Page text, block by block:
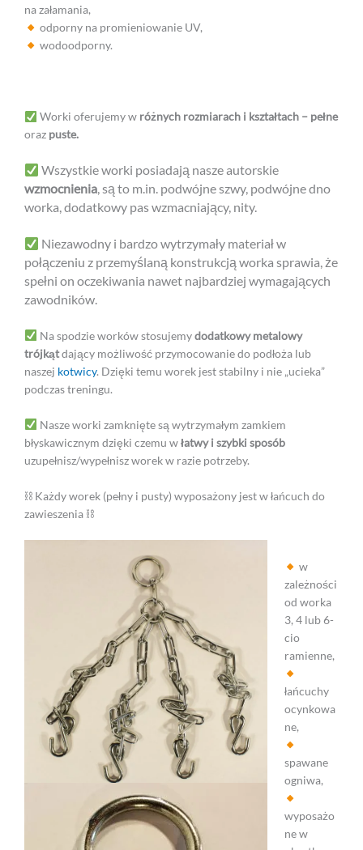
na załamania,
odporny na promieniowanie UV,
wodoodporny.
Worki oferujemy w różnych rozmiarach i kształtach – pełne
oraz puste.
Wszystkie worki posiadają nasze autorskie
wzmocnienia, są to m.in. podwójne szwy, podwójne dno
worka, dodatkowy pas wzmacniający, nity.
Niezawodny i bardzo wytrzymały materiał w
połączeniu z przemyślaną konstrukcją worka sprawia, że
spełni on oczekiwania nawet najbardziej wymagających
zawodników.
Na spodzie worków stosujemydodatkowy metalowy
trójkątdający możliwość przymocowanie do podłoża lub
naszej kotwicy. Dzięki temu worek jest stabilny i nie „ucieka”
podczas treningu.
Nasze worki zamknięte są wytrzymałym zamkiem
błyskawicznym dzięki czemu włatwy i szybki sposób
uzupełnisz/wypełnisz worek w razie potrzeby.
⛓ Każdy worek (pełny i pusty) wyposażony jest w łańcuch do
zawieszenia ⛓
w
zależności
od worka
3, 4 lub 6-
cio
ramienne,
łańcuchy
ocynkowa
ne,
spawane
ogniwa,
wyposażo
ne w